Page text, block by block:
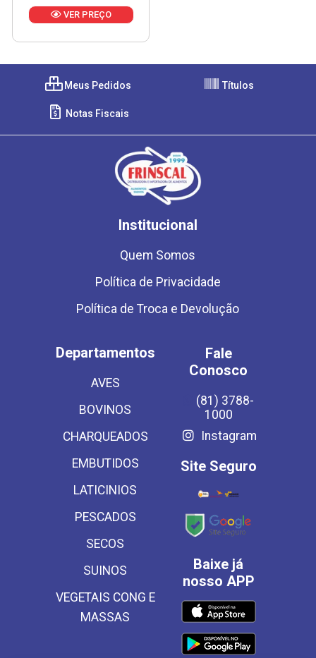
VER PREÇO
Meus Pedidos Títulos
Notas Fiscais
Institucional
Quem Somos
Política de Privacidade
Política de Troca e Devolução
Departamentos
AVES
BOVINOS
CHARQUEADOS
EMBUTIDOS
LATICINIOS
PESCADOS
SECOS
SUINOS
VEGETAIS CONG E
MASSAS
Fale
Conosco
(81) 3788-
1000
Instagram
Site Seguro
Baixe já
nosso APP